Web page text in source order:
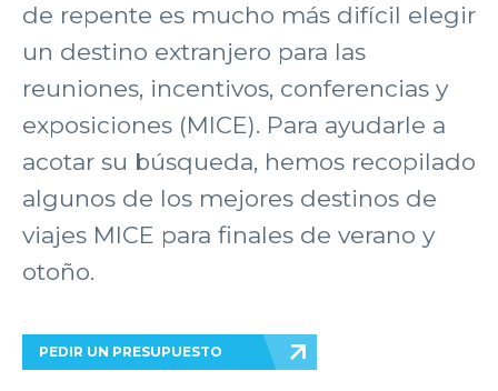
de repente es mucho más difícil elegir
un destino extranjero para las
reuniones, incentivos, conferencias y
exposiciones (MICE). Para ayudarle a
acotar su búsqueda, hemos recopilado
algunos de los mejores destinos de
viajes MICE para finales de verano y
otoño.
PEDIR UN PRESUPUESTO